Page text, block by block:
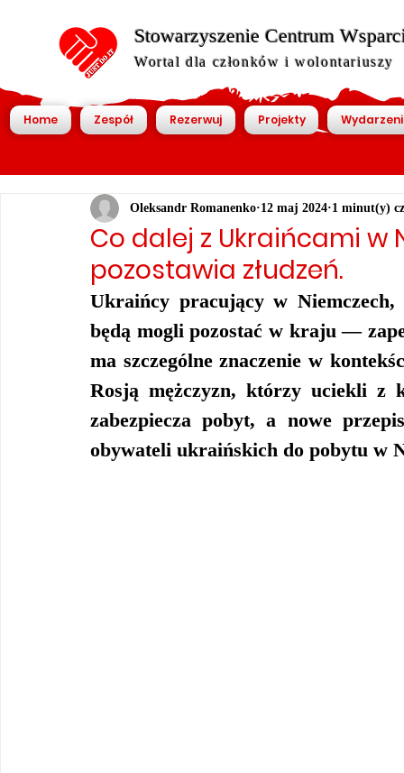
Stowarzyszenie Centrum
Wortal dla członków i wolontariuszy
Home Zespół Rezerwuj Projekty
Co dalej z Ukraińcami w
pozostawia złudzeń.
Oleksandr Romanenko 12 maj 2024 1 minut(y)
Ukraińcy pracujący w
będą mogli pozostać w kraju —
ma szczególne znaczenie w
Rosją mężczyzn, którzy uciekli z
zabezpiecza pobyt, a nowe
obywateli ukraińskich do pobytu w